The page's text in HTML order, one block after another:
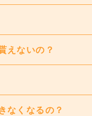
えないの？
なくなるの？